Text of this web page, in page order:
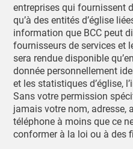
entreprises qui fournissent
qu’à des entités d’église
information que BCC peut
fournisseurs de services et
sera rendue disponible
donnée personnellement
et les statistiques d’église,
Sans votre permission
jamais votre nom, adresse,
téléphone à moins que ce
conformer à la loi ou à des